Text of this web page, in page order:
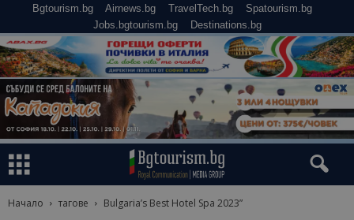
Bgtourism.bg Airnews.bg TravelTech.bg
Spatourism.bg
Jobs.bgtourism.bg
Destinations.bg
Начало тагове Bulgaria’s Best Hotel Spa 2023”